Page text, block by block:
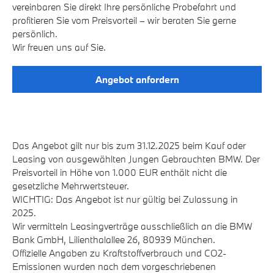
vereinbaren Sie direkt Ihre persönliche Probefahrt und
profitieren Sie vom Preisvorteil – wir beraten Sie gerne
persönlich.
Wir freuen uns auf Sie.
Angebot anfordern
Das Angebot gilt nur bis zum 31.12.2025 beim Kauf oder
Leasing von ausgewählten Jungen Gebrauchten BMW. Der
Preisvorteil in Höhe von 1.000 EUR enthält nicht die
gesetzliche Mehrwertsteuer.
WICHTIG: Das Angebot ist nur gültig bei Zulassung in
2025.
Wir vermitteln Leasingverträge ausschließlich an die BMW
Bank GmbH, Lilienthalallee 26, 80939 München.
Offizielle Angaben zu Kraftstoffverbrauch und CO2-
Emissionen wurden nach dem vorgeschriebenen